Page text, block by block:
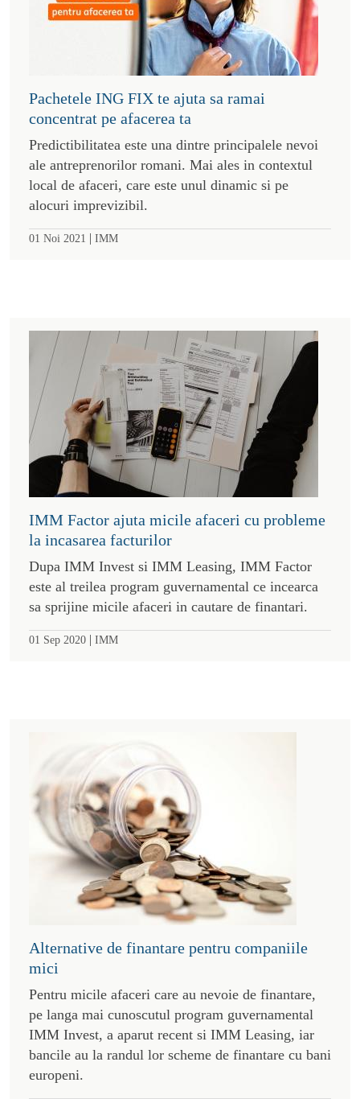
Pachetele ING FIX te ajuta sa ramai
concentrat pe afacerea ta
Predictibilitatea este una dintre principalele nevoi
ale antreprenorilor romani. Mai ales in contextul
local de afaceri, care este unul dinamic si pe
alocuri imprevizibil.
01 Noi 2021 | IMM
IMM Factor ajuta micile afaceri cu probleme
la incasarea facturilor
Dupa IMM Invest si IMM Leasing, IMM Factor
este al treilea program guvernamental ce incearca
sa sprijine micile afaceri in cautare de finantari.
01 Sep 2020 | IMM
Alternative de finantare pentru companiile
mici
Pentru micile afaceri care au nevoie de finantare,
pe langa mai cunoscutul program guvernamental
IMM Invest, a aparut recent si IMM Leasing, iar
bancile au la randul lor scheme de finantare cu bani
europeni.